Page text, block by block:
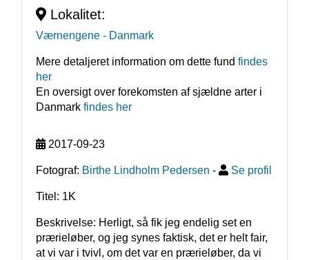
Lokalitet:
Værnengene - Danmark
Mere detaljeret information om dette fund findes
her
En oversigt over forekomsten af sjældne arter i
Danmark findes her
2017-09-23
Fotograf: Birthe Lindholm Pedersen - Se profil
Titel: 1K
Beskrivelse: Herligt, så fik jeg endelig set en
prærieløber, og jeg synes faktisk, det er helt fair,
at vi var i tvivl, om det var en prærieløber, da vi